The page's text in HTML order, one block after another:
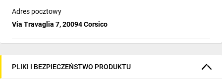
Adres pocztowy
Via Travaglia 7, 20094 Corsico
PLIKI I BEZPIECZEŃSTWO PRODUKTU